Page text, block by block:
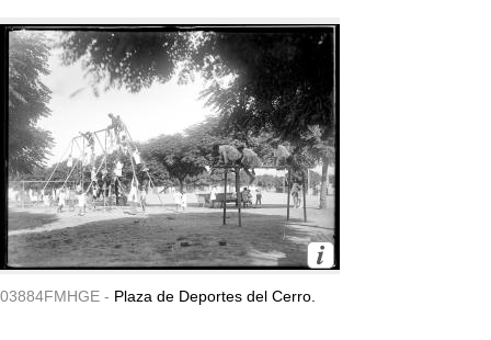
03884FMHGE - Plaza de Deportes del Cerro.